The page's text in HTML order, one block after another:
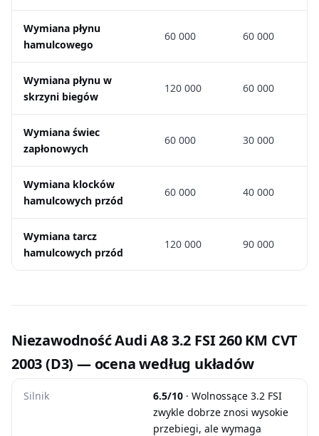
Wymiana płynu
hamulcowego
60 000 60 000
Wymiana płynu w
skrzyni biegów
120 000 60 000
Wymiana świec
zapłonowych
60 000 30 000
Wymiana klocków
hamulcowych przód
60 000 40 000
Wymiana tarcz
hamulcowych przód
120 000 90 000
Niezawodność Audi A8 3.2 FSI 260 KM CVT
2003 (D3) — ocena według układów
Silnik 6.5/10 · Wolnossące 3.2 FSI
zwykle dobrze znosi wysokie
przebiegi, ale wymaga